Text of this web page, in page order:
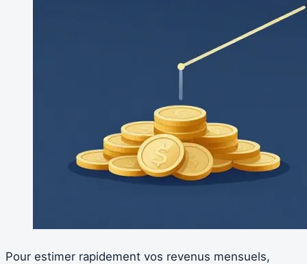
Pour estimer rapidement vos revenus mensuels,